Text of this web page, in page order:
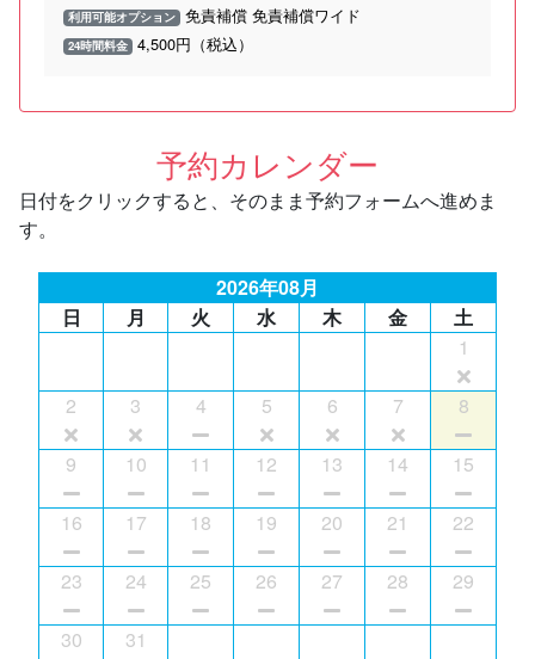
利用可能オプション 免責補償 免責補償ワイド
24時間料金 4,500円（税込）
予約カレンダー
日付をクリックすると、そのまま予約フォームへ進めま
す。
2026年08月
日
月 火 水 木 金
土
1
2 3 4 5 6 7 8
9 10 11 12 13 14 15
16 17 18 19 20 21 22
23 24 25 26 27 28 29
30 31